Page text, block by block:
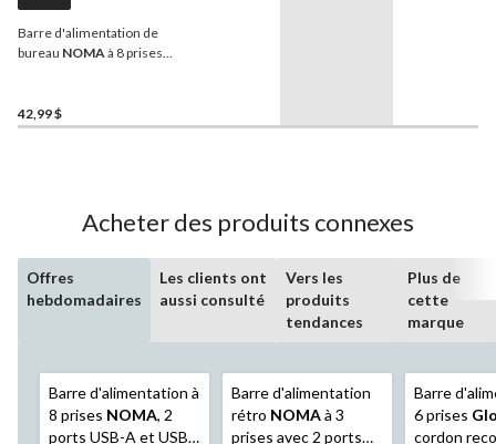
Barre d'alimentation de
bureau NOMAà 8 prises
surtensions, blanc
42,99 $
Acheter des produits connexes
Offres
hebdomadaires
Les clients ont
aussi consulté
Vers les
produits
tendances
Plus de
cette
marque
Barre d'alimentation à
8 prises NOMA, 2
ports USB-A et USB-
Barre d'alimentation
rétro NOMAà 3
prises avec 2 ports
Barre
6 prises
cordon